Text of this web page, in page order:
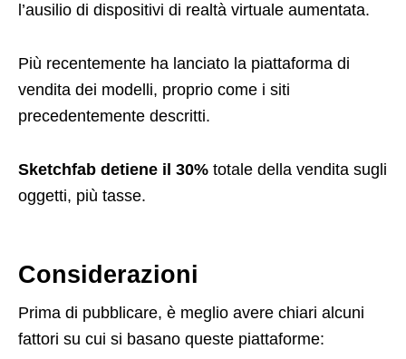
l’ausilio di dispositivi di realtà virtuale aumentata.
Più recentemente ha lanciato la piattaforma di
vendita dei modelli, proprio come i siti
precedentemente descritti.
Sketchfab detiene il 30% totale della vendita sugli
oggetti, più tasse.
Considerazioni
Prima di pubblicare, è meglio avere chiari alcuni
fattori su cui si basano queste piattaforme: